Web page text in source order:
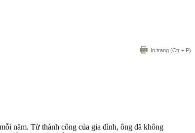
In trang (Ctr + P)
năm. Từ thành công của gia đình, ông đã không